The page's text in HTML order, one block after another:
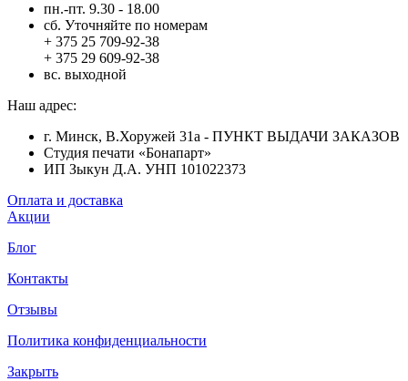
пн.-пт. 9.30 - 18.00
сб. Уточняйте по номерам
+ 375 25 709-92-38
+ 375 29 609-92-38
вс. выходной
Наш адрес:
г. Минск, В.Хоружей 31а - ПУНКТ ВЫДАЧИ ЗАКАЗОВ
Студия печати «Бонапарт»
ИП Зыкун Д.А. УНП 101022373
Оплата и доставка
Акции
Блог
Контакты
Отзывы
Политика конфиденциальности
Закрыть